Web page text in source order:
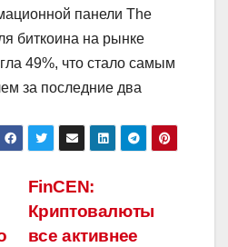
панели The
биткоина на рынке
49%, что стало самым
за последние два
FinCEN:
Криптовалюты
все активнее